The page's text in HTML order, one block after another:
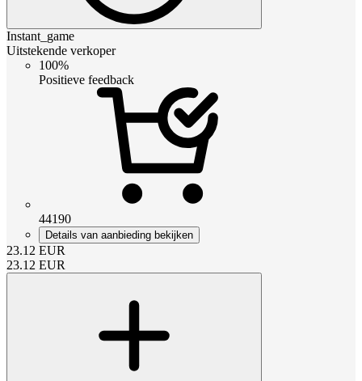
Instant_game
Uitstekende verkoper
100%
Positieve feedback
44190
Details van aanbieding bekijken
23.12 EUR
23.12 EUR